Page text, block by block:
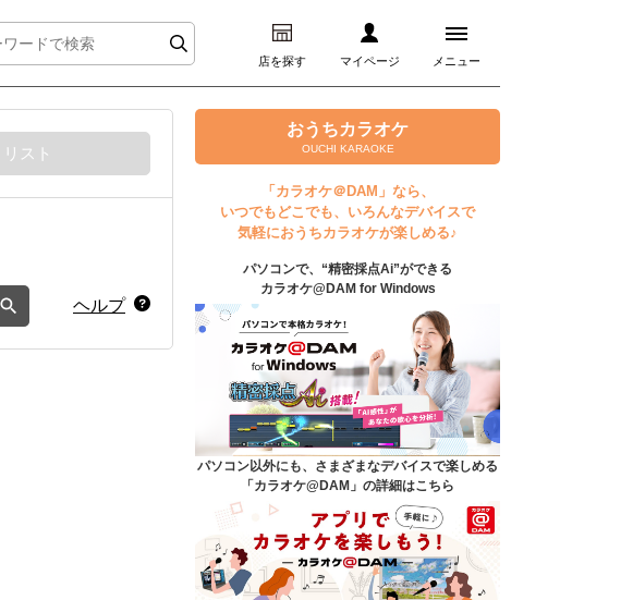
店を探す マイページ メニュー
ログイン
マイページ
プレミアムサービス
DAM★とも動画
DAM★とも録音
カラオケ＠DAM
ユーザー検索
キャンペーン
よくあるご質問
スト
ヘルプ
おうちカラオケ
OUCHI KARAOKE
「カラオケ＠DAM」なら、
いつでもどこでも、いろんなデバイスで
気軽におうちカラオケが楽しめる♪
パソコンで、“精密採点Ai”ができる
カラオケ@DAM for Windows
パソコン以外にも、さまざまなデバイスで楽しめる
「カラオケ@DAM」の詳細はこちら